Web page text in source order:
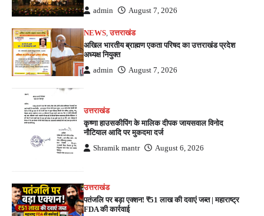
admin August 7, 2026
NEWS,उत्तराखंड
अखिल भारतीय ब्राह्मण एकता परिषद का उत्तराखंड प्रदेश
अध्यक्ष नियुक्त
admin August 7, 2026
उत्तराखंड
कृष्णा हाउसकीपिंग के मालिक दीपक जायसवाल विनोद
नौटियाल आदि पर मुकदमा दर्ज
Shramik mantr August 6, 2026
उत्तराखंड
पतंजलि पर बड़ा एक्शन! ₹51 लाख की दवाएं जब्त | महाराष्ट्र
FDA की कार्रवाई